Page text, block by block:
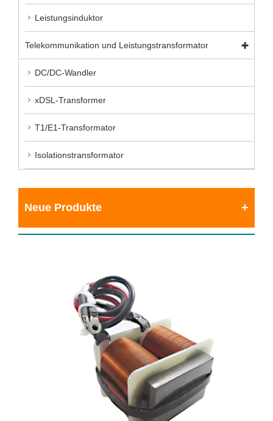
Leistungsinduktor
Telekommunikation und Leistungstransformator
DC/DC-Wandler
xDSL-Transformer
T1/E1-Transformator
Isolationstransformator
Neue Produkte